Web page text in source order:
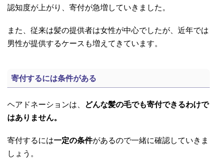
認知度が上がり、寄付が急増していきました。
また、従来は髪の提供者は女性が中心でしたが、近年では
男性が提供するケースも増えてきています。
寄付するには条件がある
ヘアドネーションは、 どんな髪の毛でも寄付できるわけで
はありません。
寄付するには一定の条件があるので一緒に確認していきま
しょう。